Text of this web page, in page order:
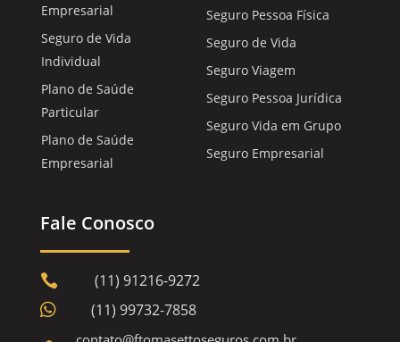
Empresarial
Seguro de Vida
Individual
Plano de Saúde
Particular
Plano de Saúde
Empresarial
Seguro Pessoa Física
Seguro de Vida
Seguro Viagem
Seguro Pessoa Jurídica
Seguro Vida em Grupo
Seguro Empresarial
Fale Conosco
 (11) 91216-9272
 (11) 99732-7858